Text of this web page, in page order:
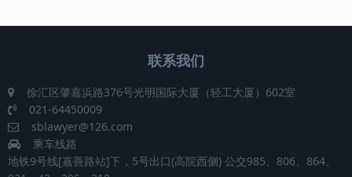
联系我们
徐汇区肇嘉浜路376号光明国际大厦（轻工大厦）602室
021-64450009
sblawyer@126.com
乘车线路
地铁9号线[嘉善路站]下，5号出口(高院西侧) 公交985、806、864、